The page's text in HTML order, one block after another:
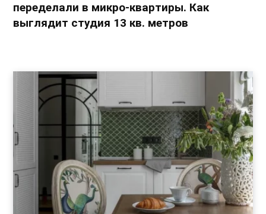
переделали в микро-квартиры. Как
выглядит студия 13 кв. метров